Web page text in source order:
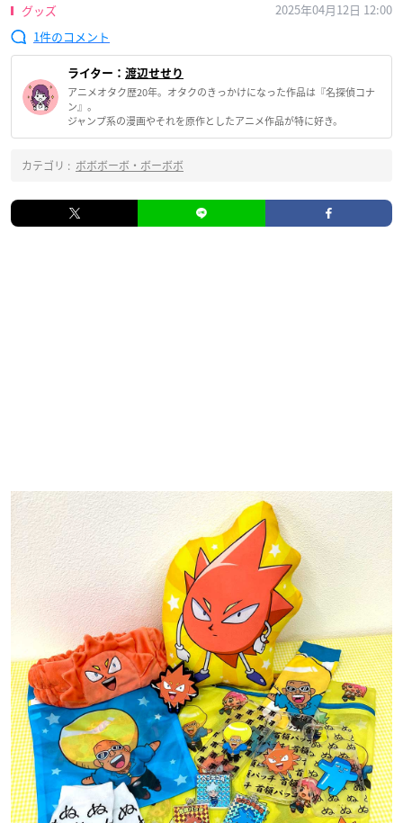
グッズ
2025年04月12日 12:00
1
ライター： 渡辺せせり
アニメオタク歴20年。オタクのきっかけになった作品は『名探偵コナ
ン』。
ジャンプ系の漫画やそれを原作としたアニメ作品が特に好き。
カテゴリ : ボボボーボ・ボーボボ